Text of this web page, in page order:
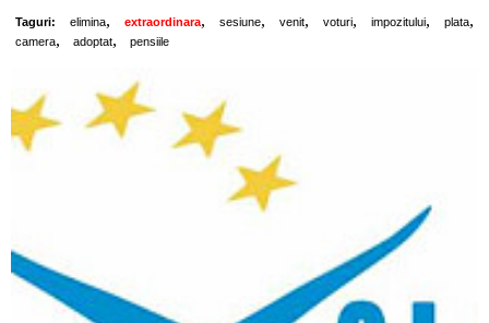
Taguri: elimina, extraordinara, sesiune, venit, voturi, impozitului, plata,
camera, adoptat, pensiile